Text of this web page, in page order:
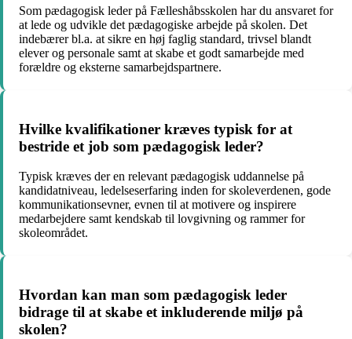
Som pædagogisk leder på Fælleshåbsskolen har du ansvaret for
at lede og udvikle det pædagogiske arbejde på skolen. Det
indebærer bl.a. at sikre en høj faglig standard, trivsel blandt
elever og personale samt at skabe et godt samarbejde med
forældre og eksterne samarbejdspartnere.
Hvilke kvalifikationer kræves typisk for at
bestride et job som pædagogisk leder?
Typisk kræves der en relevant pædagogisk uddannelse på
kandidatniveau, ledelseserfaring inden for skoleverdenen, gode
kommunikationsevner, evnen til at motivere og inspirere
medarbejdere samt kendskab til lovgivning og rammer for
skoleområdet.
Hvordan kan man som pædagogisk leder
bidrage til at skabe et inkluderende miljø på
skolen?